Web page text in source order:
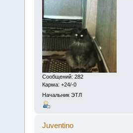
Сообщений: 282
Карма: +24/-0
Начальник ЭТЛ
Juventino